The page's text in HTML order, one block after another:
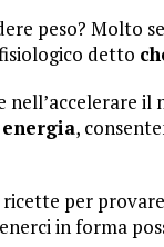
peso? Molto
detto
energia,
per
in forma